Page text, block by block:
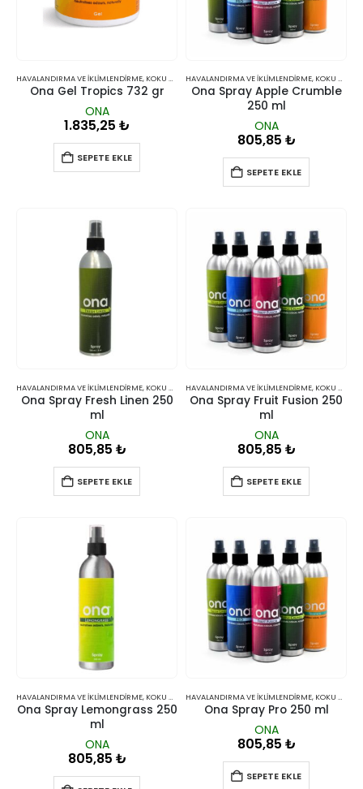
HAVALANDIRMA VE İKLIMLENDIRME, KOKU GIDERICILER
Ona Gel Tropics 732 gr
ONA
1.835,25 ₺
SEPETE EKLE
HAVALANDIRMA VE İKLIMLENDIRME, KOKU GIDERICILER
Ona Spray Apple Crumble
250 ml
ONA
805,85 ₺
SEPETE EKLE
HAVALANDIRMA VE İKLIMLENDIRME, KOKU GIDERICILER
Ona Spray Fresh Linen 250
ml
ONA
805,85 ₺
SEPETE EKLE
HAVALANDIRMA VE İKLIMLENDIRME, KOKU GIDERICILER
Ona Spray Fruit Fusion 250
ml
ONA
805,85 ₺
SEPETE EKLE
HAVALANDIRMA VE İKLIMLENDIRME, KOKU GIDERICILER
Ona Spray Lemongrass 250
ml
ONA
805,85 ₺
HAVALANDIRMA VE İKLIMLENDIRME, KOKU GIDERICILER
Ona Spray Pro 250 ml
ONA
805,85 ₺
SEPETE EKLE